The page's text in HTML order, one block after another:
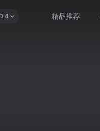
4 精品推荐